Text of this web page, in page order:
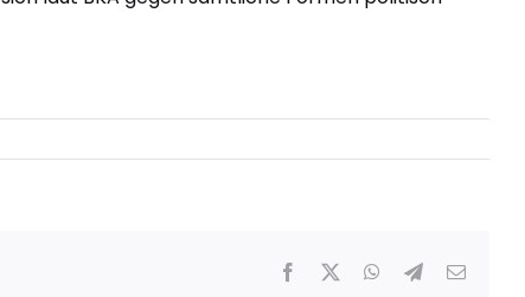
Facebook WhatsApp
Telegram
E-